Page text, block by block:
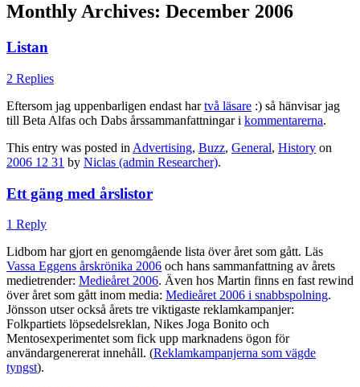
Monthly Archives: December 2006
Listan
2 Replies
Eftersom jag uppenbarligen endast hartvå läsare :) så hänvisar jag
till Beta Alfas och Dabs årssammanfattningar i kommentarerna.
This entry was posted in Advertising, Buzz, General, History on
2006 12 31 by Niclas (admin Researcher).
Ett gäng med årslistor
1 Reply
Lidbom har gjort en genomgående lista över året som gått. Läs
Vassa Eggens årskrönika 2006 och hans sammanfattning av årets
medietrender: Medieåret 2006. Även hos Martin finns en fast rewind
över året som gått inom media: Medieåret 2006 i snabbspolning.
Jönsson utser också årets tre viktigaste reklamkampanjer:
Folkpartiets löpsedelsreklan, Nikes Joga Bonito och
Mentosexperimentet som fick upp marknadens ögon för
användargenererat innehåll. (Reklamkampanjerna som vägde
tyngst).